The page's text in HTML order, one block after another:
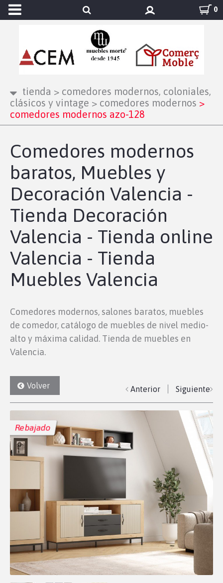
0
tienda > comedores modernos, coloniales,
clásicos y vintage > comedores modernos >
comedores modernos azo-128
Comedores modernos
baratos, Muebles y
Decoración Valencia -
Tienda Decoración
Valencia - Tienda online
Valencia - Tienda
Muebles Valencia
Comedores modernos, salones baratos, muebles
de comedor, catálogo de muebles de nivel medio-
alto y máxima calidad. Tienda de muebles en
Valencia.
Volver Anterior Siguiente
Rebajado